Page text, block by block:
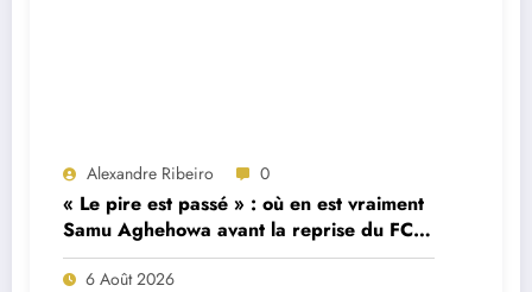
Alexandre Ribeiro 0
« Le pire est passé » : où en est vraiment
Samu Aghehowa avant la reprise du FC
Porto ?
6 Août 2026